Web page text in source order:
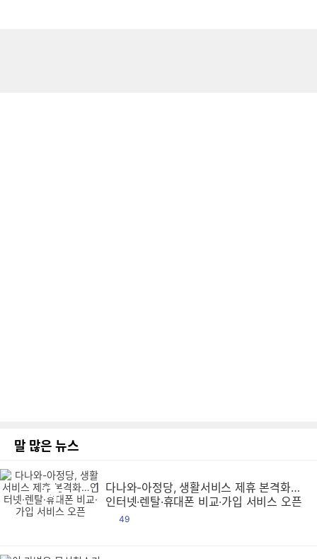
말 많은 뉴스
1 다나와-아정당, 생활서비스 제휴 본격화…
인터넷·렌탈·휴대폰 비교·가입 서비스 오픈
댓
49
다
다
다
다
다
다
다
다
다
다
다
다
다
다
다
다
다
다
다
다
다
다
다
다
다
다
다
다
다
다
다
다
다
다
다
다
다
다
다
다
다
다
다
다
다
다
다
다
다
다
다
다
다
다
다
다
다
다
다
다
다
다
다
다
다
다
다
다
다
다
다
다
다
다
다
다
다
다
다
다
다
다
다
다
다
다
다
다
다
다
다
다
다
다
다
다
다
다
다
다
다
다
다
다
다
다
다
다
다
다
다
다
다
다
다
다
다
다
다
다
다
다
다
다
다
다
다
다
다
다
다
다
다
다
다
다
다
다
다
다
다
다
다
다
다
다
다
다
다
다
다
다
다
다
다
다
다
다
다
다
다
다
다
다
다
다
다
다
다
다
다
다
다
다
다
다
다
다
다
다
다
다
다
다
다
다
다
다
다
다
다
다
다
다
다
다
다
다
다
다
다
다
다
다
다
다
다
다
다
다
다
다
다
다
다
다
다
다
다
다
다
다
다
다
다
다
다
다
다
다
다
다
다
다
다
다
다
다
다
다
다
다
다
다
다
다
다
다
다
다
다
다
다
다
다
다
다
다
다
다
다
다
다
다
다
다
다
다
다
다
다
다
다
다
다
다
다
다
다
다
다
다
다
다
다
다
다
다
다
다
다
다
다
다
다
다
다
다
다
다
다
다
다
다
다
다
다
다
다
다
다
다
다
다
다
다
다
다
다
다
다
다
다
다
다
다
다
다
다
다
다
다
다
다
다
다
다
다
다
다
다
다
다
다
다
다
다
다
다
다
다
다
다
다
다
다
다
다
다
다
다
다
다
다
다
다
다
다
다
다
다
다
다
다
다
다
다
다
다
다
다
다
다
다
다
다
다
다
다
다
다
다
다
다
다
다
다
다
다
다
다
다
다
다
다
다
다
다
다
다
다
다
다
다
다
다
다
다
다
다
다
다
다
다
다
다
다
다
다
다
다
다
다
다
다
다
다
다
다
다
다
다
다
다
다
다
다
다
다
다
다
다
다
다
다
다
다
다
다
다
다
다
다
다
다
다
다
다
다
다
다
다
다
다
다
다
다
다
다
다
다
다
다
다
다
다
다
다
다
다
다
다
다
다
다
다
다
다
다
다
다
다
다
다
다
다
다
다
다
다
다
다
다
다
다
다
다
다
다
다
다
다
다
다
다
다
다
다
다
다
다
다
다
다
다
다
다
다
다
다
다
다
다
다
다
다
다
다
다
다
다
다
다
다
다
다
다
다
다
다
다
다
다
다
다
다
다
다
다
다
다
다
다
다
다
다
다
다
다
다
다
다
다
다
다
다
다
다
다
다
다
다
다
다
다
다
다
다
다
다
다
다
다
다
다
다
다
다
다
다
다
다
다
다
다
다
다
다
다
다
다
다
다
다
다
다
다
다
다
다
다
다
다
다
다
다
다
다
다
다
다
다
다
다
다
다
다
다
다
다
다
다
다
다
다
다
다
다
다
다
다
다
다
다
다
다
다
다
다
다
다
다
다
다
다
다
다
다
다
다
다
다
다
다
다
다
다
다
다
다
다
다
다
다
다
다
다
다
다
다
다
다
다
다
다
다
다
다
다
다
다
다